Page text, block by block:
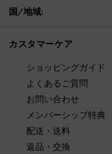
国/地域:
カスタマーケア
ショッピングガイド
よくあるご質問
お問い合わせ
メンバーシップ特典
配送・送料
返品・交換